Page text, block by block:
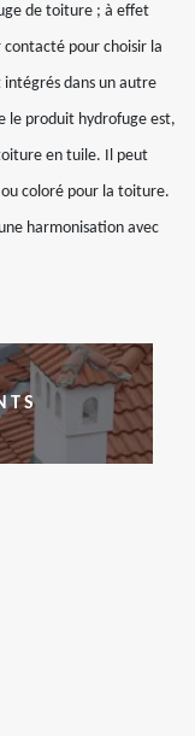
de toiture ; à effet
pour choisir la
dans un autre
le produit hydrofuge est,
en tuile. Il peut
coloré pour la toiture.
harmonisation avec